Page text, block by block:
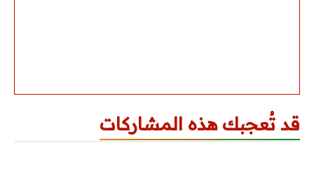
قد تُعجبك هذه المشاركات